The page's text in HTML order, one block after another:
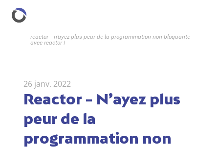
reactor - n’ayez plus peur de la programmation non bloquante
avec reactor !
26 janv. 2022
Reactor - N’ayez plus
peur de la
programmation non